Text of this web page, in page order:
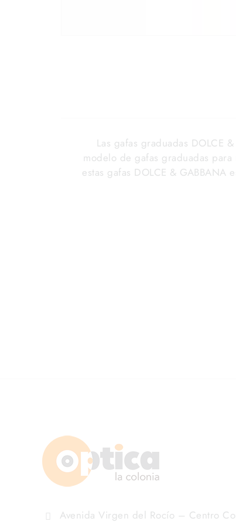
Las gafas graduadas DOLCE
modelo de gafas graduadas
estas gafas DOLCE &
Avenida Virgen del Rocío – Centro